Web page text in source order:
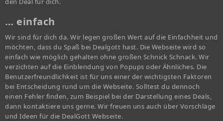
… einfach
Wir sind für dich da. Wir legen großen Wert auf die Einfachheit und
möchten, dass du Spaß bei Dealgott hast. Die Webseite wird so
einfach wie möglich gehalten ohne großen Schnick Schnack. Wir
verzichten auf die Einblendung von Popups oder Ähnliches. Die
Benutzerfreundlichkeit ist für uns einer der wichtigsten Faktoren
bei Entscheidung rund um die Webseite. Solltest du dennoch
einen Fehler finden, zum Beispiel bei der Darstellung eines Deals,
dann kontaktiere uns gerne. Wir freuen uns auch über Vorschläge
und Ideen für die DealGott Webseite.